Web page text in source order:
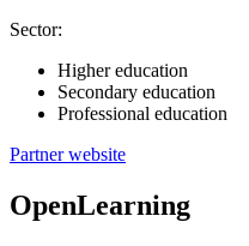
Sector:
Higher education
Secondary education
Professional education
Partner website
OpenLearning